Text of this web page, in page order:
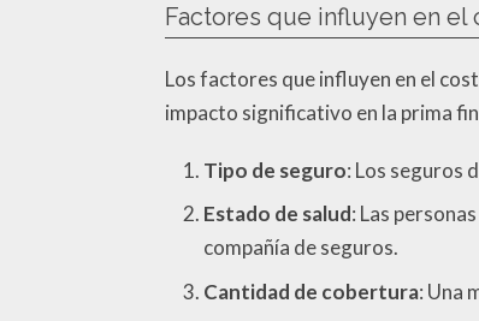
Factores que influyen en el
Los factores que influyen en el
impacto significativo en la prima
Tipo de seguro: Los seguros
Estado de salud: Las
compañía de seguros.
Cantidad de cobertura: Una